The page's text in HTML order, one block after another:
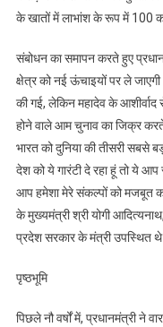
के खातों में लाभांश के रूप में 100
संबोधन का समापन करते हुए
क्षेत्र को नई ऊंचाइयों पर ले
की गई, लेकिन महादेव के
होने वाले आम चुनाव का जिक्र करते
भारत को दुनिया की तीसरी सबसे
देश को ये गारंटी दे रहा हूं तो ये
आप हमेशा मेरे संकल्पों को मजबूत
के मुख्यमंत्री श्री योगी
प्रदेश सरकार के मंत्री उपस्थित
पृष्ठभूमि
पिछले नौ वर्षों में, प्रधानमंत्री ने